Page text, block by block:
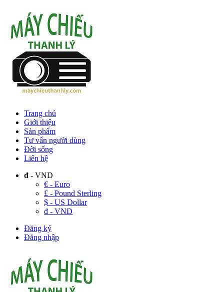
Trang chủ
Giới thiệu
Sản phẩm
Tư vấn người dùng
Đời sống
Liên hệ
đ - VND
€ - Euro
£ - Pound Sterling
$ - US Dollar
đ - VND
Đăng ký
Đăng nhập